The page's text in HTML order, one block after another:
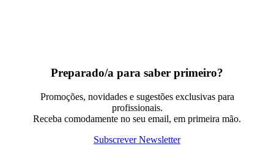
Preparado/a para saber primeiro?
Promoções, novidades e sugestões exclusivas para
profissionais.
Receba comodamente no seu email, em primeira mão.
Subscrever Newsletter